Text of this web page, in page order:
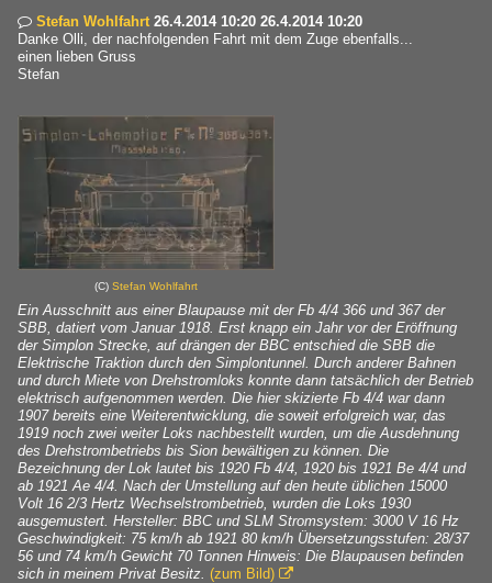
 Stefan Wohlfahrt 26.4.2014 10:20 26.4.2014 10:20
Danke Olli, der nachfolgenden Fahrt mit dem Zuge ebenfalls...
einen lieben Gruss
Stefan
(C) Stefan Wohlfahrt
Ein Ausschnitt aus einer Blaupause mit der Fb 4/4 366 und 367 der
SBB, datiert vom Januar 1918. Erst knapp ein Jahr vor der Eröffnung
der Simplon Strecke, auf drängen der BBC entschied die SBB die
Elektrische Traktion durch den Simplontunnel. Durch anderer Bahnen
und durch Miete von Drehstromloks konnte dann tatsächlich der Betrieb
elektrisch aufgenommen werden. Die hier skizierte Fb 4/4 war dann
1907 bereits eine Weiterentwicklung, die soweit erfolgreich war, das
1919 noch zwei weiter Loks nachbestellt wurden, um die Ausdehnung
des Drehstrombetriebs bis Sion bewältigen zu können. Die
Bezeichnung der Lok lautet bis 1920 Fb 4/4, 1920 bis 1921 Be 4/4 und
ab 1921 Ae 4/4. Nach der Umstellung auf den heute üblichen 15000
Volt 16 2/3 Hertz Wechselstrombetrieb, wurden die Loks 1930
ausgemustert. Hersteller: BBC und SLM Stromsystem: 3000 V 16 Hz
Geschwindigkeit: 75 km/h ab 1921 80 km/h Übersetzungsstufen: 28/37
56 und 74 km/h Gewicht 70 Tonnen Hinweis: Die Blaupausen befinden
sich in meinem Privat Besitz. (zum Bild) 